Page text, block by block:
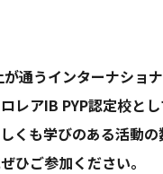
通うインターナショナ
アIB PYP認定校とし
も学びのある活動の
ひご参加ください。